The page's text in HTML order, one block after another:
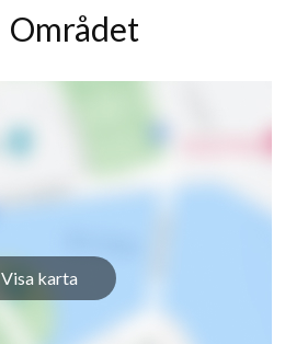
Området
Visa karta